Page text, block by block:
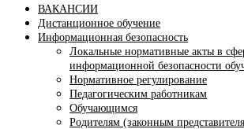
ВАКАНСИИ
Дистанционное обучение
Информационная безопасность
Локальные нормативные акты в
информационной безопасности
Нормативное регулирование
Педагогическим работникам
Обучающимся
Родителям (законным